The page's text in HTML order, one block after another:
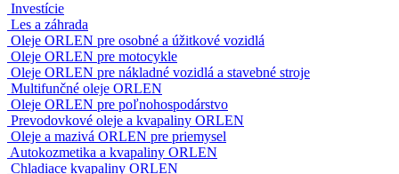
Investície
Les a záhrada
Oleje ORLEN pre osobné a úžitkové vozidlá
Oleje ORLEN pre motocykle
Oleje ORLEN pre nákladné vozidlá a stavebné stroje
Multifunčné oleje ORLEN
Oleje ORLEN pre poľnohospodárstvo
Prevodovkové oleje a kvapaliny ORLEN
Oleje a mazivá ORLEN pre priemysel
Autokozmetika a kvapaliny ORLEN
Chladiace kvapaliny ORLEN